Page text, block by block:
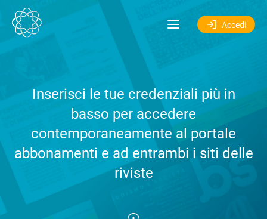
Salta al contenuto
Accedi
Inserisci le tue credenziali più in
basso per accedere
contemporaneamente al portale
abbonamenti e ad entrambi i siti delle
riviste